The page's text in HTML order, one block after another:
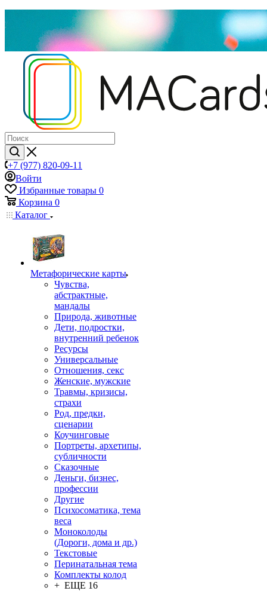
+7 (977) 820-09-11
Войти
Избранные товары 0
Корзина 0
Каталог
Mетафорические карты
Чувства,
абстрактные,
мандалы
Природа, животные
Дети, подростки,
внутренний ребенок
Ресурсы
Универсальные
Отношения, секс
Женские, мужские
Травмы, кризисы,
страхи
Род, предки,
сценарии
Коучинговые
Портреты, архетипы,
субличности
Сказочные
Деньги, бизнес,
профессии
Другие
Психосоматика, тема
веса
Моноколоды
(Дороги, дома и др.)
Текстовые
Перинатальная тема
Комплекты колод
+ ЕЩЕ 16